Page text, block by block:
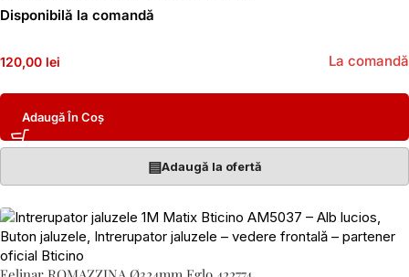
Disponibilă la comandă
120,00 lei La comandă
Adaugă În Coș
▤Adaugă la ofertă